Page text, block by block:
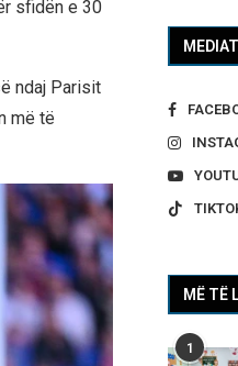
sfidën e 30
ndaj Parisit
më të
MË TË
1